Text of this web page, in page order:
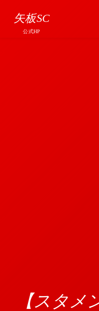
矢板SC
公式HP
【スタメ